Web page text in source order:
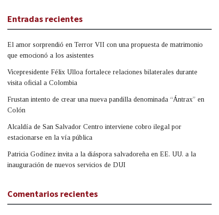
Entradas recientes
El amor sorprendió en Terror VII con una propuesta de matrimonio
que emocionó a los asistentes
Vicepresidente Félix Ulloa fortalece relaciones bilaterales durante
visita oficial a Colombia
Frustan intento de crear una nueva pandilla denominada “Ántrax” en
Colón
Alcaldía de San Salvador Centro interviene cobro ilegal por
estacionarse en la vía pública
Patricia Godínez invita a la diáspora salvadoreña en EE. UU. a la
inauguración de nuevos servicios de DUI
Comentarios recientes